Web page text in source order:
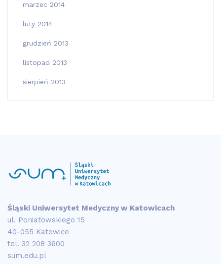
marzec 2014
luty 2014
grudzień 2013
listopad 2013
sierpień 2013
Śląski Uniwersytet Medyczny w Katowicach
ul. Poniatowskiego 15
40-055 Katowice
tel. 32 208 3600
sum.edu.pl